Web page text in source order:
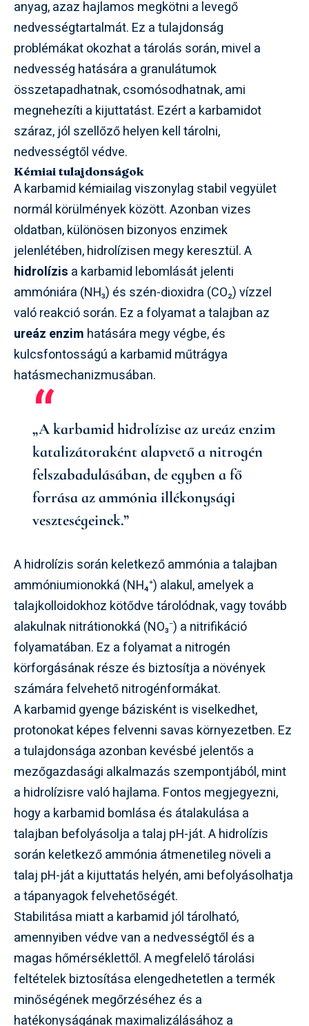
anyag, azaz hajlamos megkötni a levegő
nedvességtartalmát. Ez a tulajdonság
problémákat okozhat a tárolás során, mivel a
nedvesség hatására a granulátumok
összetapadhatnak, csomósodhatnak, ami
megnehezíti a kijuttatást. Ezért a karbamidot
száraz, jól szellőző helyen kell tárolni,
nedvességtől védve.
Kémiai tulajdonságok
A karbamid kémiailag viszonylag stabil vegyület
normál körülmények között. Azonban vizes
oldatban, különösen bizonyos enzimek
jelenlétében, hidrolízisen megy keresztül. A
hidrolízis a karbamid lebomlását jelenti
ammóniára (NH₃) és szén-dioxidra (CO₂) vízzel
való reakció során. Ez a folyamat a talajban az
ureáz enzim hatására megy végbe, és
kulcsfontosságú a karbamid műtrágya
hatásmechanizmusában.
„A karbamid hidrolízise az ureáz enzim
katalizátoraként alapvető a nitrogén
felszabadulásában, de egyben a fő
forrása az ammónia illékonysági
veszteségeinek.”
A hidrolízis során keletkező ammónia a talajban
ammóniumionokká (NH₄⁺) alakul, amelyek a
talajkolloidokhoz kötődve tárolódnak, vagy tovább
alakulnak nitrátionokká (NO₃⁻) a nitrifikáció
folyamatában. Ez a folyamat a nitrogén
körforgásának része és biztosítja a növények
számára felvehető nitrogénformákat.
A karbamid gyenge bázisként is viselkedhet,
protonokat képes felvenni savas környezetben. Ez
a tulajdonsága azonban kevésbé jelentős a
mezőgazdasági alkalmazás szempontjából, mint
a hidrolízisre való hajlama. Fontos megjegyezni,
hogy a karbamid bomlása és átalakulása a
talajban befolyásolja a talaj pH-ját. A hidrolízis
során keletkező ammónia átmenetileg növeli a
talaj pH-ját a kijuttatás helyén, ami befolyásolhatja
a tápanyagok felvehetőségét.
Stabilitása miatt a karbamid jól tárolható,
amennyiben védve van a nedvességtől és a
magas hőmérséklettől. A megfelelő tárolási
feltételek biztosítása elengedhetetlen a termék
minőségének megőrzéséhez és a
hatékonyságának maximalizálásához a